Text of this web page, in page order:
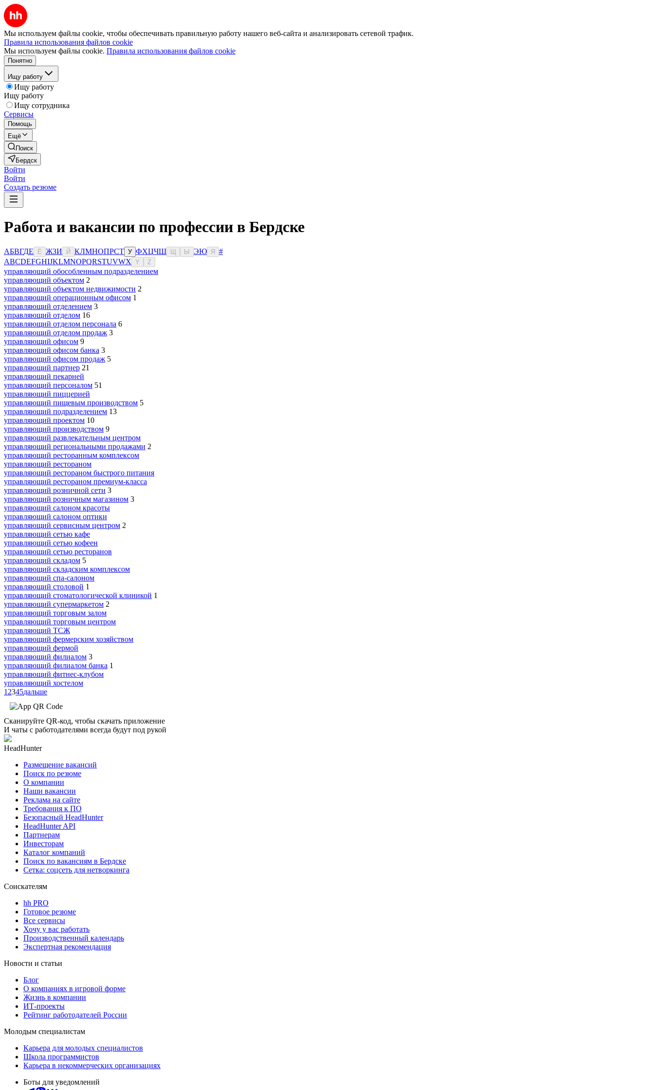
Мы используем файлы cookie, чтобы обеспечивать правильную работу нашего веб-сайта и анализировать сетевой трафик.
Правила использования файлов cookie
Мы используем файлы cookie. Правила использования файлов cookie
Понятно
Ищу работу
Ищу работу
Ищу работу
Ищу сотрудника
Сервисы
Помощь
Ещё
Поиск
Бердск
Войти
Войти
Создать резюме
Работа и вакансии по профессии в Бердске
АБВГДЕ Ё ЖЗИ Й КЛМНОПРСТ У ФХЦЧШ Ы ЭЮ Я
#
ABCDEFGHIJKLMNOPQRSTUVWX Y Z
управляющий обособленным подразделением
управляющий объектом 2
управляющий объектом недвижимости 2
управляющий операционным офисом 1
управляющий отделением 3
управляющий отделом 16
управляющий отделом персонала 6
управляющий отделом продаж 3
управляющий офисом 9
управляющий офисом банка 3
управляющий офисом продаж 5
управляющий партнер 21
управляющий пекарней
управляющий персоналом 51
управляющий пиццерией
управляющий пищевым производством 5
управляющий подразделением 13
управляющий проектом 10
управляющий производством 9
управляющий развлекательным центром
управляющий региональными продажами 2
управляющий ресторанным комплексом
управляющий рестораном
управляющий рестораном быстрого питания
управляющий рестораном премиум-класса
управляющий розничной сети 3
управляющий розничным магазином 3
управляющий салоном красоты
управляющий салоном оптики
управляющий сервисным центром 2
управляющий сетью кафе
управляющий сетью кофеен
управляющий сетью ресторанов
управляющий складом 5
управляющий складским комплексом
управляющий спа-салоном
управляющий столовой 1
управляющий стоматологической клиникой 1
управляющий супермаркетом 2
управляющий торговым залом
управляющий торговым центром
управляющий ТСЖ
управляющий фермерским хозяйством
управляющий фермой
управляющий филиалом 3
управляющий филиалом банка 1
управляющий фитнес-клубом
управляющий хостелом
1 2345дальше
Сканируйте QR-код, чтобы скачать приложение
И чаты с работодателями всегда будут под рукой
HeadHunter
Размещение вакансий
Поиск по резюме
О компании
Наши вакансии
Реклама на сайте
Требования к ПО
Безопасный HeadHunter
HeadHunter API
Партнерам
Инвесторам
Каталог компаний
Поиск по вакансиям в Бердске
Сетка: соцсеть для нетворкинга
Соискателям
hh PRO
Готовое резюме
Все сервисы
Хочу у вас работать
Производственный календарь
Экспертная рекомендация
Новости и статьи
Блог
О компаниях в игровой форме
Жизнь в компании
ИТ-проекты
Рейтинг работодателей России
Молодым специалистам
Карьера для молодых специалистов
Школа программистов
Карьера в некоммерческих организациях
Боты для уведомлений